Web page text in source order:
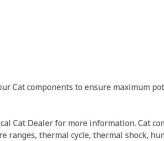
Cat components to ensure maximum
Cat Dealer for more information. Cat
thermal cycle, thermal shock,